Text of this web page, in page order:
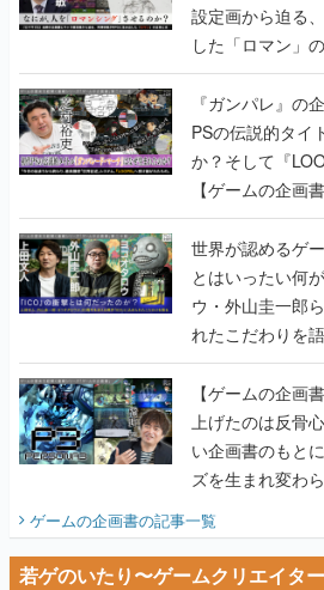
設定画から迫る
した「ロマン」
書】
『ガンパレ』の
PSの伝説的タイ
か？そして『
【ゲームの企画書
世界が認めるゲ
とはいったい何
ウ・外山圭一郎
れたこだわりを
画書】
【ゲームの企画
上げたのは反骨
い企画書のもと
ズを生まれ変わ
ゲームの企画書の記事一覧
若ゲのいたり〜ゲームクリエイタ